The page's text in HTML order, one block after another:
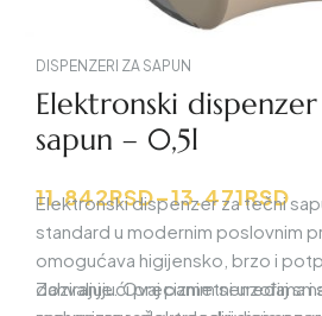
DISPENZERI ZA SAPUN
Elektronski
sapun – 0,5l
11.842RSD–13.471RSD
Elektronski dispenzer za tečni
standard u modernim poslovnim
omogućava higijensko, brzo i
doziranje. Ovaj pametni uređaj
Zahvaljujući preciznim senzorima i